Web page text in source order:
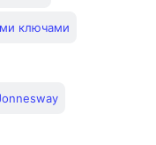
ключами